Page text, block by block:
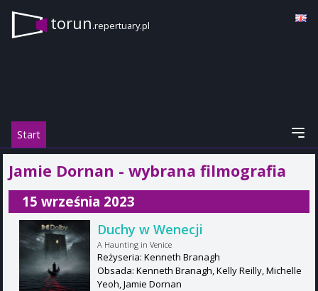
torun.repertuary.pl
Start
Jamie Dornan - wybrana filmografia
15 września 2023
Duchy w Wenecji
A Haunting in Venice
Reżyseria: Kenneth Branagh
Obsada: Kenneth Branagh, Kelly Reilly, Michelle
Yeoh, Jamie Dornan